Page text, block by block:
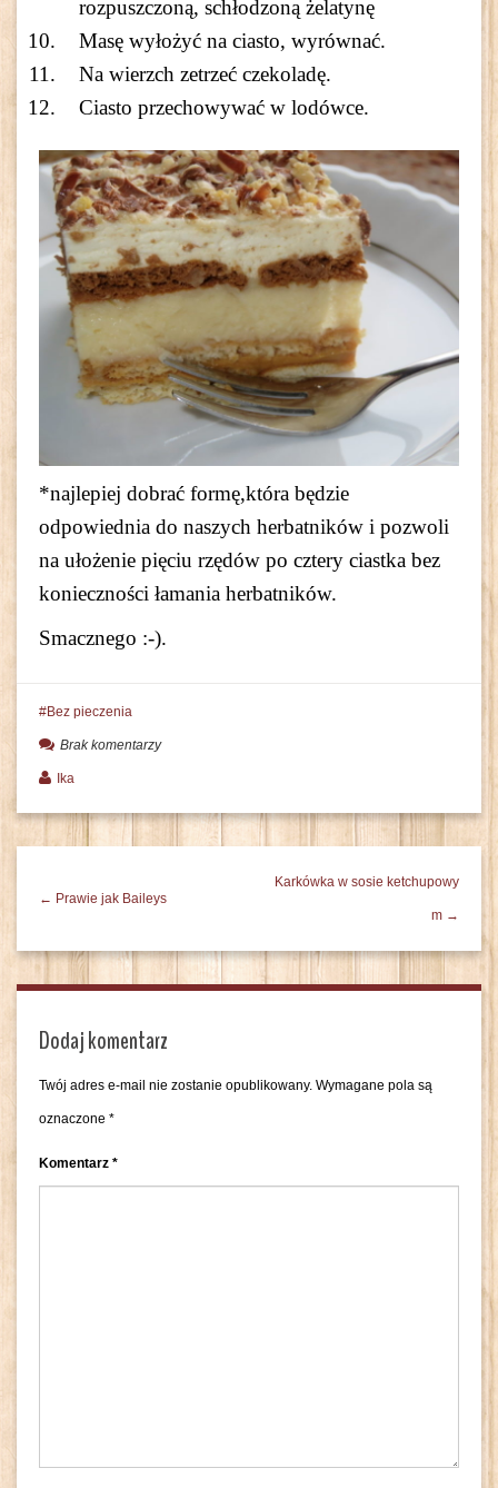
rozpuszczoną, schłodzoną żelatynę
Masę wyłożyć na ciasto, wyrównać.
Na wierzch zetrzeć czekoladę.
Ciasto przechowywać w lodówce.
*najlepiej dobrać formę,która będzie
odpowiednia do naszych herbatników i pozwoli
na ułożenie pięciu rzędów po cztery ciastka bez
konieczności łamania herbatników.
Smacznego :-).
Bez pieczenia
Brak komentarzy
Ika
← Prawie jak Baileys
Karkówka w sosie ketchupowy
m →
Dodaj komentarz
Twój adres e-mail nie zostanie opublikowany. Wymagane pola są
oznaczone *
Komentarz *